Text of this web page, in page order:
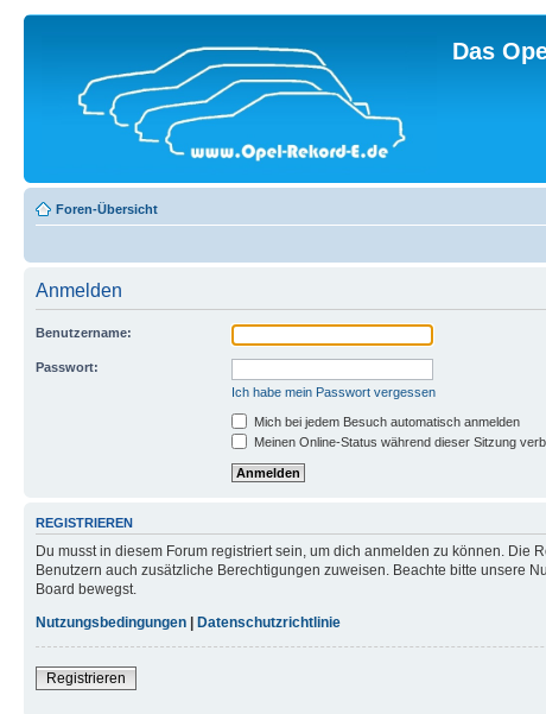
Das
Foren-Übersicht
Anmelden
Benutzername:
Passwort:
Ich habe mein Passwort vergessen
Mich bei jedem Besuch automatisch anmelden
Meinen Online-Status während dieser Sitzung
REGISTRIEREN
Du musst in diesem Forum registriert sein, um dich anmelden zu können.
Benutzern auch zusätzliche Berechtigungen zuweisen. Beachte bitte unsere
Board bewegst.
Nutzungsbedingungen | Datenschutzrichtlinie
Registrieren